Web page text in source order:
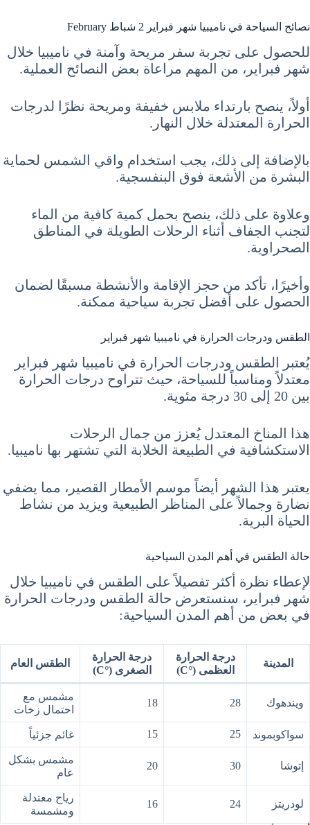
نصائح السياحة في ناميبيا شهر فبراير 2 شباط February
للحصول على تجربة سفر مريحة وآمنة في ناميبيا خلال
شهر فبراير، من المهم مراعاة بعض النصائح العملية.
أولاً، ينصح بارتداء ملابس خفيفة ومريحة نظرًا لدرجات
الحرارة المعتدلة خلال النهار.
بالإضافة إلى ذلك، يجب استخدام واقي الشمس لحماية
البشرة من الأشعة فوق البنفسجية.
وعلاوة على ذلك، ينصح بحمل كمية كافية من الماء
لتجنب الجفاف أثناء الرحلات الطويلة في المناطق
الصحراوية.
وأخيرًا، تأكد من حجز الإقامة والأنشطة مسبقًا لضمان
الحصول على أفضل تجربة سياحية ممكنة.
الطقس ودرجات الحرارة في ناميبيا شهر فبراير
يُعتبر الطقس ودرجات الحرارة في ناميبيا شهر فبراير
معتدلاً ومناسباً للسياحة، حيث تتراوح درجات الحرارة
بين 20 إلى 30 درجة مئوية.
هذا المناخ المعتدل يُعزز من جمال الرحلات
الاستكشافية في الطبيعة الخلابة التي تشتهر بها ناميبيا.
يعتبر هذا الشهر أيضاً موسم الأمطار القصير، مما يضفي
نضارة وجمالاً على المناظر الطبيعية ويزيد من نشاط
الحياة البرية.
حالة الطقس في أهم المدن السياحية
لإعطاء نظرة أكثر تفصيلاً على الطقس في ناميبيا خلال
شهر فبراير، سنستعرض حالة الطقس ودرجات الحرارة
في بعض من أهم المدن السياحية:
المدينة
درجة الحرارة
العظمى (°C)
درجة الحرارة
الصغرى (°C)
الطقس العام
ويندهوك 28
18
مشمس مع
احتمال زخات
سواكوبموند 25
15 غائم جزئياً
إتوشا 30
20
مشمس بشكل
عام
لودريتز 24
16
رياح معتدلة
ومشمسة